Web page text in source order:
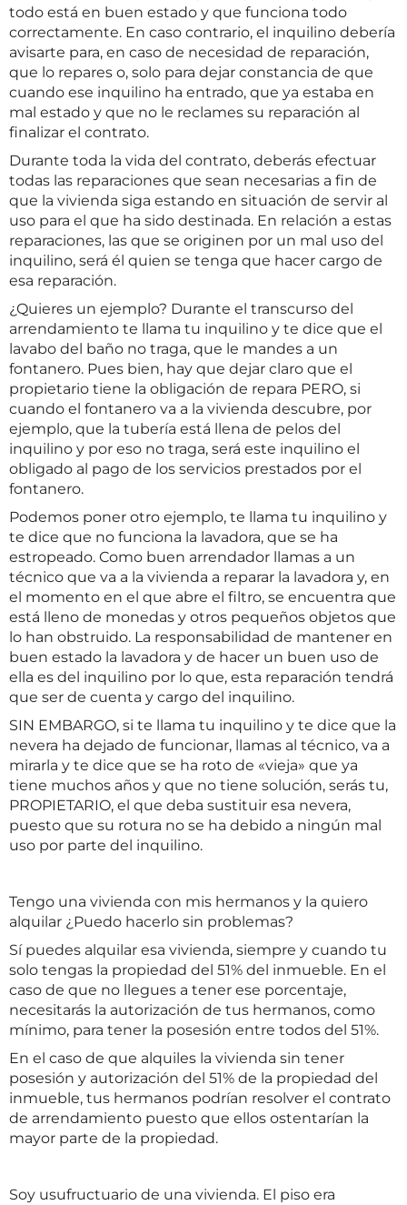
todo está en buen estado y que funciona todo
correctamente. En caso contrario, el inquilino debería
avisarte para, en caso de necesidad de reparación,
que lo repares o, solo para dejar constancia de que
cuando ese inquilino ha entrado, que ya estaba en
mal estado y que no le reclames su reparación al
finalizar el contrato.
Durante toda la vida del contrato, deberás efectuar
todas las reparaciones que sean necesarias a fin de
que la vivienda siga estando en situación de servir al
uso para el que ha sido destinada. En relación a estas
reparaciones, las que se originen por un mal uso del
inquilino, será él quien se tenga que hacer cargo de
esa reparación.
¿Quieres un ejemplo? Durante el transcurso del
arrendamiento te llama tu inquilino y te dice que el
lavabo del baño no traga, que le mandes a un
fontanero. Pues bien, hay que dejar claro que el
propietario tiene la obligación de repara PERO, si
cuando el fontanero va a la vivienda descubre, por
ejemplo, que la tubería está llena de pelos del
inquilino y por eso no traga, será este inquilino el
obligado al pago de los servicios prestados por el
fontanero.
Podemos poner otro ejemplo, te llama tu inquilino y
te dice que no funciona la lavadora, que se ha
estropeado. Como buen arrendador llamas a un
técnico que va a la vivienda a reparar la lavadora y, en
el momento en el que abre el filtro, se encuentra que
está lleno de monedas y otros pequeños objetos que
lo han obstruido. La responsabilidad de mantener en
buen estado la lavadora y de hacer un buen uso de
ella es del inquilino por lo que, esta reparación tendrá
que ser de cuenta y cargo del inquilino.
SIN EMBARGO, si te llama tu inquilino y te dice que la
nevera ha dejado de funcionar, llamas al técnico, va a
mirarla y te dice que se ha roto de «vieja» que ya
tiene muchos años y que no tiene solución, serás tu,
PROPIETARIO, el que deba sustituir esa nevera,
puesto que su rotura no se ha debido a ningún mal
uso por parte del inquilino.
Tengo una vivienda con mis hermanos y la quiero
alquilar ¿Puedo hacerlo sin problemas?
Sí puedes alquilar esa vivienda, siempre y cuando tu
solo tengas la propiedad del 51% del inmueble. En el
caso de que no llegues a tener ese porcentaje,
necesitarás la autorización de tus hermanos, como
mínimo, para tener la posesión entre todos del 51%.
En el caso de que alquiles la vivienda sin tener
posesión y autorización del 51% de la propiedad del
inmueble, tus hermanos podrían resolver el contrato
de arrendamiento puesto que ellos ostentarían la
mayor parte de la propiedad.
Soy usufructuario de una vivienda. El piso era